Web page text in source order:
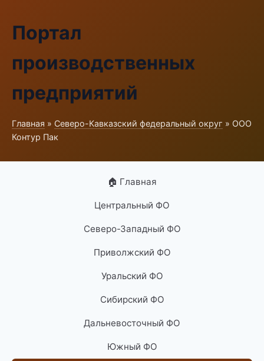
Портал
производственных
предприятий
Главная » Северо-Кавказский федеральный округ » ООО
Контур Пак
🏠 Главная
Центральный ФО
Северо-Западный ФО
Приволжский ФО
Уральский ФО
Сибирский ФО
Дальневосточный ФО
Южный ФО